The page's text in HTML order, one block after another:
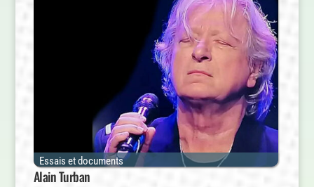
Essais et documents
Alain Turban